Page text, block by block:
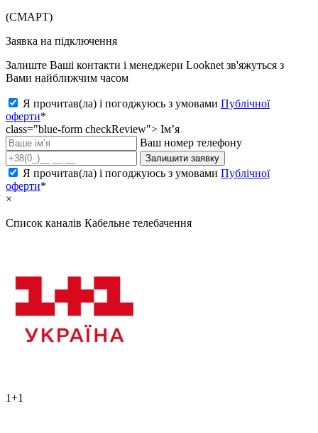
(СМАРТ)
Заявка на підключення
Залиште Ваші контакти і менеджери Looknet зв'яжуться з
Вами найближчим часом
Я прочитав(ла) і погоджуюсь з умовами Публічної
оферти*
class="blue-form checkReview"> Ім’я
Ваш номер телефону
Залишити заявку
Я прочитав(ла) і погоджуюсь з умовами Публічної
оферти*
×
Список каналів Кабельне телебачення
1+1